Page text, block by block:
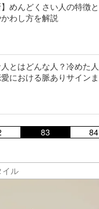
】めんどくさい人の特徴
わし方を解説
とはどんな人？冷めた
における脈ありサインま
83 84
イル